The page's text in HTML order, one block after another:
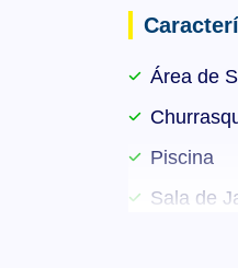
?
?
O lazer no
Área de
Piscina
Sala de